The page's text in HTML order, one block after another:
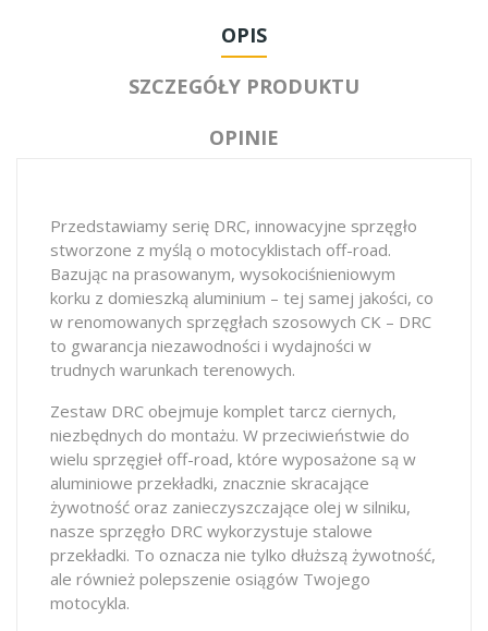
OPIS
SZCZEGÓŁY PRODUKTU
OPINIE
Przedstawiamy serię DRC, innowacyjne sprzęgło
stworzone z myślą o motocyklistach off-road.
Bazując na prasowanym, wysokociśnieniowym
korku z domieszką aluminium – tej samej jakości, co
w renomowanych sprzęgłach szosowych CK – DRC
to gwarancja niezawodności i wydajności w
trudnych warunkach terenowych.
Zestaw DRC obejmuje komplet tarcz ciernych,
niezbędnych do montażu. W przeciwieństwie do
wielu sprzęgieł off-road, które wyposażone są w
aluminiowe przekładki, znacznie skracające
żywotność oraz zanieczyszczające olej w silniku,
nasze sprzęgło DRC wykorzystuje stalowe
przekładki. To oznacza nie tylko dłuższą żywotność,
ale również polepszenie osiągów Twojego
motocykla.